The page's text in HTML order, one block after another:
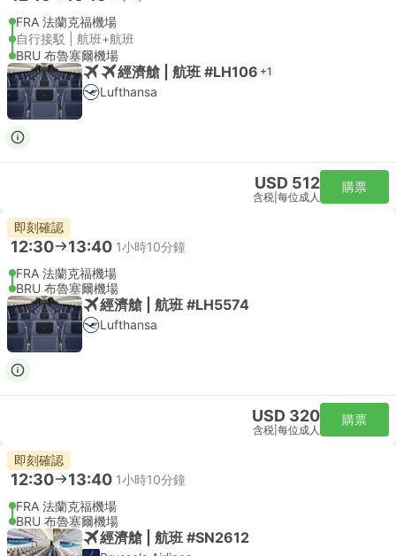
FRA 法蘭克福機場
自行接駁 | 航班+航班
BRU 布魯塞爾機場
經濟艙 | 航班 #LH106 +1
Lufthansa
USD 512
含税 每位成人
購票
即刻確認
12:30 13:40 1小時10分鐘
FRA 法蘭克福機場
BRU 布魯塞爾機場
經濟艙 | 航班 #LH5574
Lufthansa
USD 320
含税 每位成人
購票
即刻確認
12:30 13:40 1小時10分鐘
FRA 法蘭克福機場
BRU 布魯塞爾機場
經濟艙 | 航班 #SN2612